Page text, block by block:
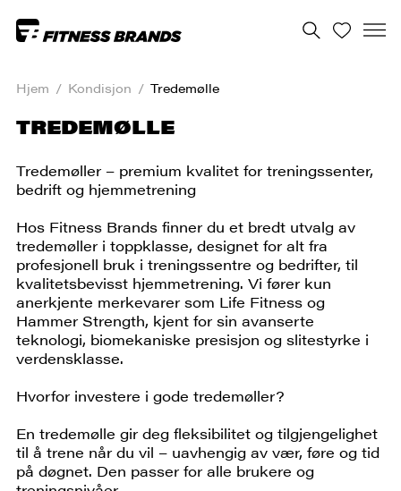
Hjem / Kondisjon / Tredemølle
TREDEMØLLE
Tredemøller – premium kvalitet for treningssenter,
bedrift og hjemmetrening
Hos Fitness Brands finner du et bredt utvalg av
tredemøller i toppklasse, designet for alt fra
profesjonell bruk i treningssentre og bedrifter, til
kvalitetsbevisst hjemmetrening. Vi fører kun
anerkjente merkevarer som Life Fitness og
Hammer Strength, kjent for sin avanserte
teknologi, biomekaniske presisjon og slitestyrke i
verdensklasse.
Hvorfor investere i gode tredemøller?
En tredemølle gir deg fleksibilitet og tilgjengelighet
til å trene når du vil – uavhengig av vær, føre og tid
på døgnet. Den passer for alle brukere og